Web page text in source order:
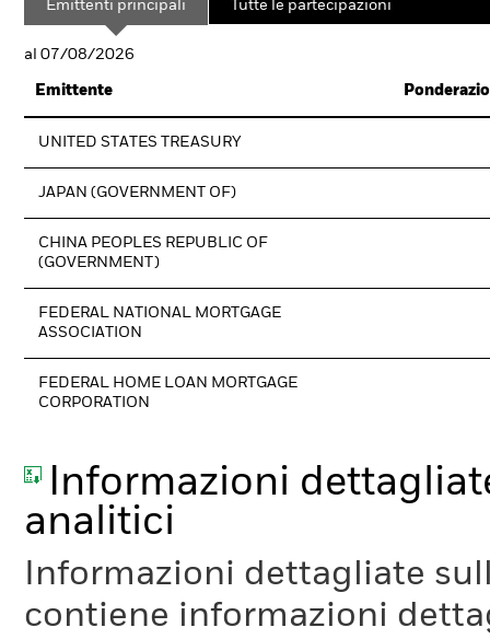
Emittenti principali Tutte le partecipazioni
al 07/08/2026
Emittente
UNITED STATES TREASURY
JAPAN (GOVERNMENT OF)
CHINA PEOPLES REPUBLIC OF
(GOVERNMENT)
FEDERAL NATIONAL MORTGAGE
ASSOCIATION
FEDERAL HOME LOAN MORTGAGE
CORPORATION
Informazioni
analitici
Informazioni dettagliate
contiene informazioni